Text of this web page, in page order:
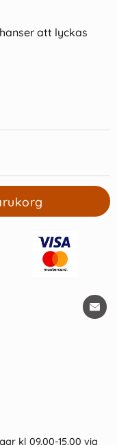
att lyckas
kl 09.00-15.00 via